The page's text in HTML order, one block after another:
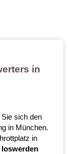
in
sich den
in München.
in